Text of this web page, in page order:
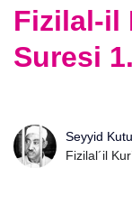
Fizilal-il
Suresi
Seyyid
Fizilal´il